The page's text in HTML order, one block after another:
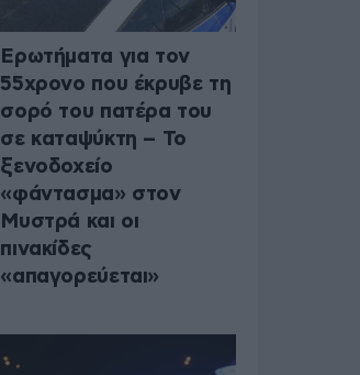
Ερωτήματα για τον
55χρονο που έκρυβε τη
σορό του πατέρα του
σε καταψύκτη – Το
ξενοδοχείο
«φάντασμα» στον
Μυστρά και οι
πινακίδες
«απαγορεύεται»